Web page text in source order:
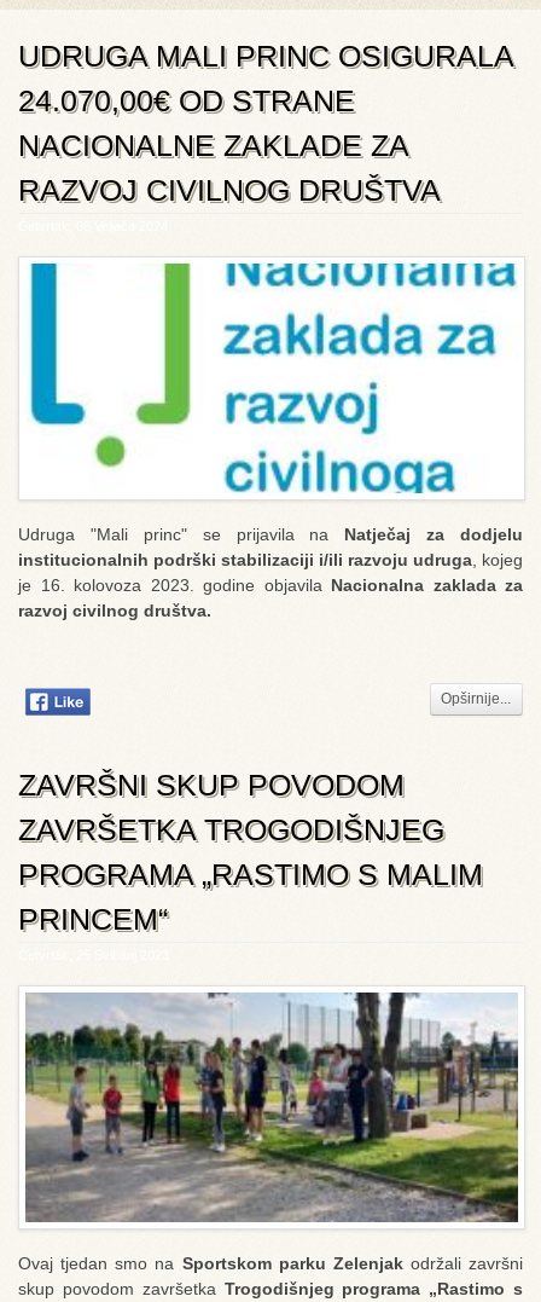
UDRUGA MALI PRINC OSIGURALA
24.070,00€ OD STRANE
NACIONALNE ZAKLADE ZA
RAZVOJ CIVILNOG DRUŠTVA
Udruga "Mali princ" se prijavila na Natječaj za dodjelu
institucionalnih podrški stabilizaciji i/ili razvoju udruga , kojeg
je 16. kolovoza 2023. godine objavila Nacionalna zaklada za
razvoj civilnog društva.
Opširnije...
ZAVRŠNI SKUP POVODOM
ZAVRŠETKA TROGODIŠNJEG
PROGRAMA „RASTIMO S MALIM
PRINCEM“
Ovaj tjedan smo na Sportskom parku Zelenjakodržali završni
skup povodom završetka Trogodišnjeg programa „Rastimo s